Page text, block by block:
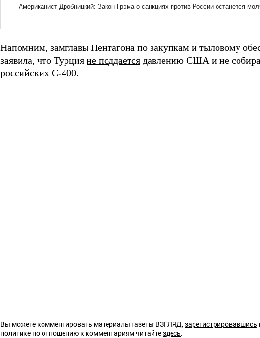
Напомним, замглавы Пентагона по закупкам и тыловому
заявила, что Турция не поддается давлению США и не
российских С-400.
Вы можете комментировать материалы газеты ВЗГЛЯД,зарегистрировавшись
политике по отношению к комментариям читайтездесь.